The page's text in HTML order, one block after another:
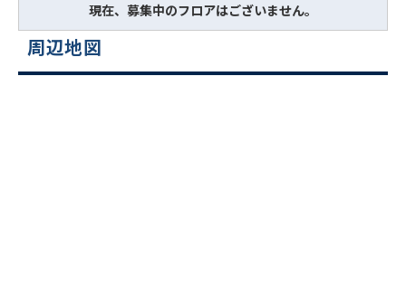
現在、募集中のフロアはございません。
周辺地図